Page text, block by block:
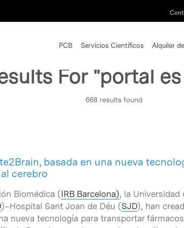
PCB Servicios Científicos Alquiler
For "portal
668 results found
basada en una nueva
cerebro
Biomédica (IRB Barcelona), la Universidad
)–Hospital Sant Joan de Déu (SJD), han
nueva tecnología para transportar